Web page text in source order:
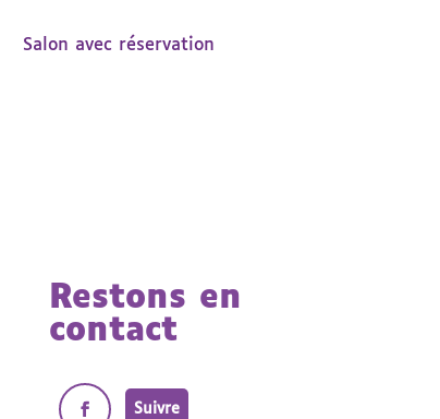
Salon avec réservation
Restons en
contact
Suivre